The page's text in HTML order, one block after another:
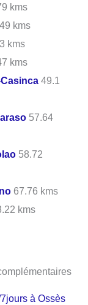
kms
kms
kms
kms
49.1
57.64
58.72
67.76 kms
kms
à Ossès